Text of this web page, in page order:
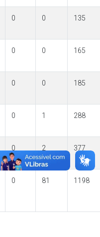
0 0 135
0 0 165
0 0 185
0 1 288
0 2 377
0 81 1198